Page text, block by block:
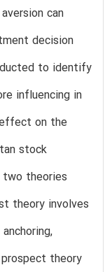
can
decision
to identify
influencing in
on the
stock
two theories
theory involves
theory